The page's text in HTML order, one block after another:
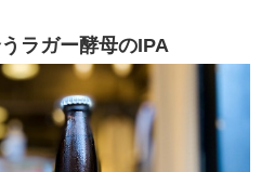
ラガー酵母のIPA